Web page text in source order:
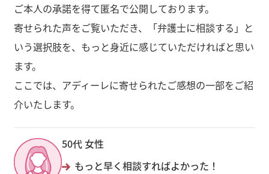
ご本人の承諾を得て匿名で公開しております。
寄せられた声をご覧いただき、「弁護士に相談する」と
いう選択肢を、もっと身近に感じていただければと思い
ます。
ここでは、アディーレに寄せられたご感想の一部をご紹
介いたします。
50代 女性
もっと早く相談すればよかった！